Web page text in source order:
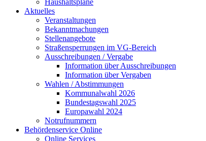
Haushaltspläne
Aktuelles
Veranstaltungen
Bekanntmachungen
Stellenangebote
Straßensperrungen im VG-Bereich
Ausschreibungen / Vergabe
Information über Ausschreibungen
Information über Vergaben
Wahlen / Abstimmungen
Kommunalwahl 2026
Bundestagswahl 2025
Europawahl 2024
Notrufnummern
Behördenservice Online
Online Services